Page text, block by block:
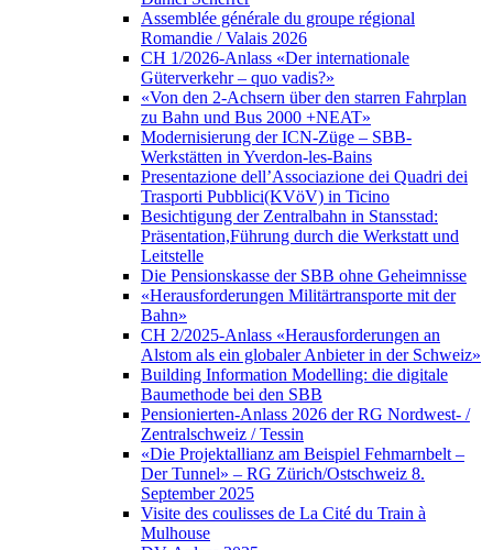
Assemblée générale du groupe régional
Romandie / Valais 2026
CH 1/2026-Anlass «Der internationale
Güterverkehr – quo vadis?»
«Von den 2-Achsern über den starren Fahrplan
zu Bahn und Bus 2000 +NEAT»
Modernisierung der ICN-Züge – SBB-
Werkstätten in Yverdon-les-Bains
Presentazione dell’Associazione dei Quadri dei
Trasporti Pubblici(KVöV) in Ticino
Besichtigung der Zentralbahn in Stansstad:
Präsentation,Führung durch die Werkstatt und
Leitstelle
Die Pensionskasse der SBB ohne Geheimnisse
«Herausforderungen Militärtransporte mit der
Bahn»
CH 2/2025-Anlass «Herausforderungen an
Alstom als ein globaler Anbieter in der Schweiz»
Building Information Modelling: die digitale
Baumethode bei den SBB
Pensionierten-Anlass 2026 der RG Nordwest- /
Zentralschweiz / Tessin
«Die Projektallianz am Beispiel Fehmarnbelt –
Der Tunnel» – RG Zürich/Ostschweiz 8.
September 2025
Visite des coulisses de La Cité du Train à
Mulhouse